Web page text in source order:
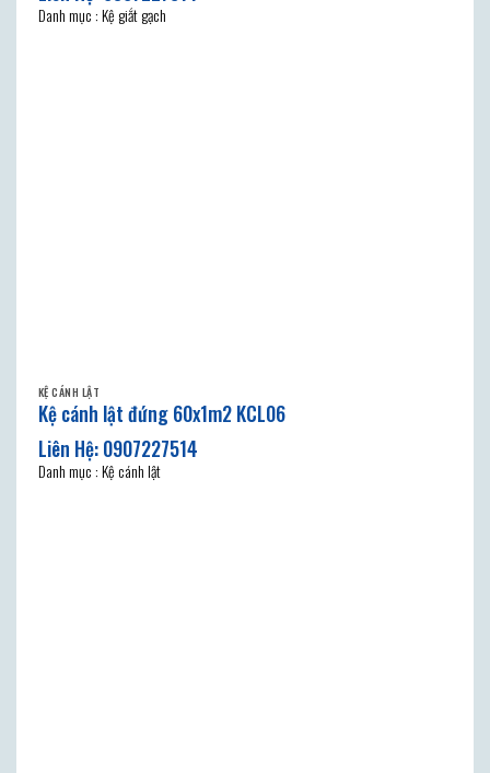
Danh mục : Kệ giắt gạch
KỆ CÁNH LẬT
Kệ cánh lật đứng 60x1m2 KCL06
Danh mục : Kệ cánh lật